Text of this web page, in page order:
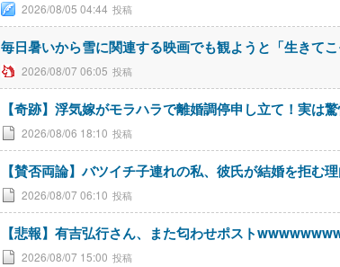
2026/08/05 04:44
毎日暑いから雪に関連する映画でも観ようと「生きて
2026/08/07 06:05
【奇跡】浮気嫁がモラハラで離婚調停申し立て！実は
2026/08/06 18:10
【賛否両論】バツイチ子連れの私、彼氏が結婚を拒む
2026/08/07 06:10
【悲報】有吉弘行さん、また匂わせポスト
2026/08/07 15:00